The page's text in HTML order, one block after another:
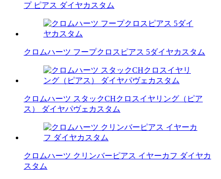
プ ピアス ダイヤカスタム
クロムハーツ フープクロスピアス 5ダイヤカスタム
クロムハーツ スタックCHクロスイヤリング（ピア
ス） ダイヤパヴェカスタム
クロムハーツ クリンバーピアス イヤーカフ ダイヤカ
スタム